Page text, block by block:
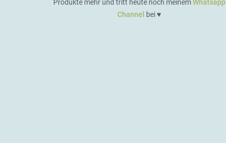
Produkte mehr und tritt heute noch meinemWhatsapp
Channel
bei ♥️